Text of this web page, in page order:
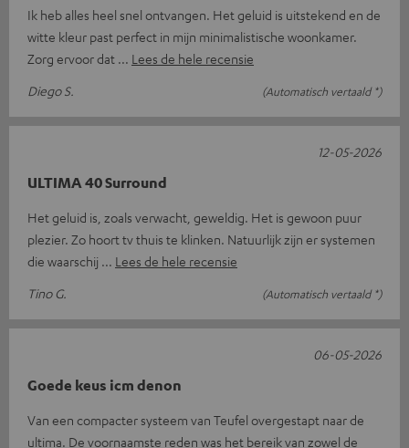
Ik heb alles heel snel ontvangen. Het geluid is uitstekend en de
witte kleur past perfect in mijn minimalistische woonkamer.
Zorg ervoor dat
Lees de hele recensie
Diego S.
(Automatisch vertaald *)
ULTIMA 40 Surround
Het geluid is, zoals verwacht, geweldig. Het is gewoon puur
plezier. Zo hoort tv thuis te klinken. Natuurlijk zijn er systemen
die waarschij
Lees de hele recensie
Tino G.
(Automatisch vertaald *)
12-05-2026
Goede keus icm denon
Van een compacter systeem van Teufel overgestapt naar de
ultima. De voornaamste reden was het bereik van zowel de
06-05-2026